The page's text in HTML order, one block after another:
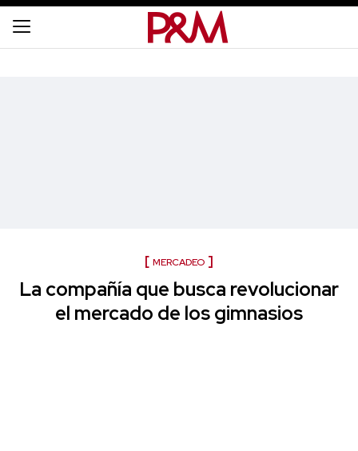
MERCADEO
La compañía que busca revolucionar
el mercado de los gimnasios